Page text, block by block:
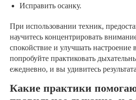
Исправить осанку.
При использовании техник,
научитесь концентрировать
спокойствие и улучшать настроение
попробуйте практиковать
ежедневно, и вы удивитесь
Какие практики